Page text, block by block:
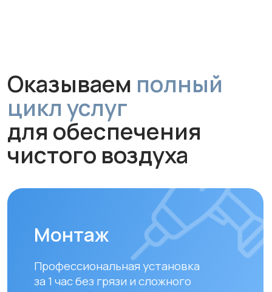
Рекомендуем проводить
технический осмотр
раз в 6–12
для долгой и эффективной
работы устройства.
за 1 час без грязи и сложного
ремонта. Гарантируем аккуратную
работу и надежное крепление
устройства.